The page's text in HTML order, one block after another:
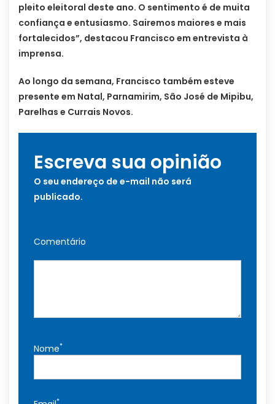
pleito eleitoral deste ano. O sentimento é de muita
confiança e entusiasmo. Sairemos maiores e mais
fortalecidos”, destacou Francisco em entrevista à
imprensa.
Ao longo da semana, Francisco também esteve
presente em Natal, Parnamirim, São José de Mipibu,
Parelhas e Currais Novos.
Escreva sua opinião
O seu endereço de e-mail não será
publicado.
Comentário
Nome*
*